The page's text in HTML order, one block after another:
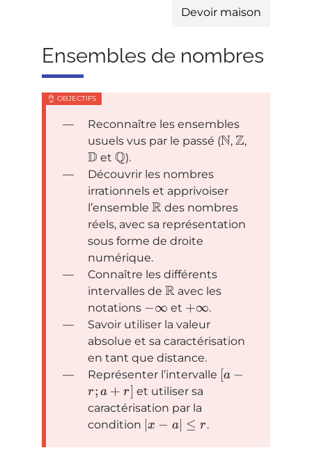
Devoir maison
Ensembles de nombres
Reconnaître les ensembles
usuels vus par le passé (N, Z,
D et Q).
Découvrir les nombres
irrationnels et apprivoiser
l’ensemble R des nombres
réels, avec sa représentation
sous forme de droite
numérique.
Connaître les différents
intervalles de R avec les
notations −∞ et +∞.
Savoir utiliser la valeur
absolue et sa caractérisation
en tant que distance.
Représenter l’intervalle [a −
r; a + r] et utiliser sa
caractérisation par la
condition ∣x − a∣ ≤ r.